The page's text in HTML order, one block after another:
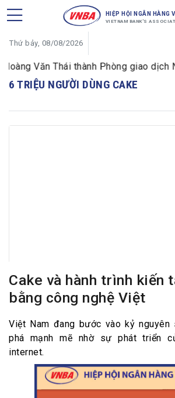
HIỆP HỘI NGÂN HÀNG
VIETNAM BANK'S
Thứ bảy, 08/08/2026
Văn Thái thành Phòng giao dịch
6 TRIỆU NGƯỜI DÙNG CAKE
Cake và hành trình kiến
bằng công nghệ Việt
Việt Nam đang bước vào kỷ
phá mạnh mẽ nhờ sự phát triển
internet.